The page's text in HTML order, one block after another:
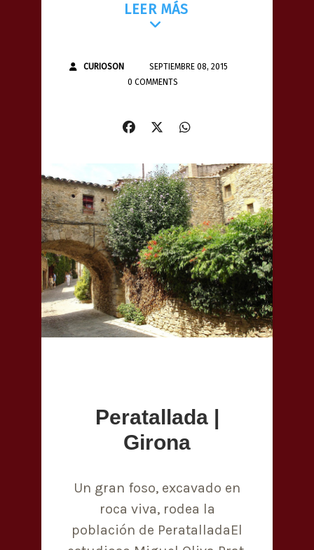
LEER MÁS
CURIOSON
SEPTIEMBRE 08, 2015
0 COMMENTS
Peratallada |
Girona
Un gran foso, excavado en
roca viva, rodea la
población de PeratalladaEl